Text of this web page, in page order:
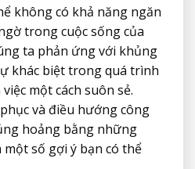
không có khả năng ngăn
trong cuộc sống của
ta phản ứng với khủng
khác biệt trong quá trình
một cách suôn sẻ.
và điều hướng công
hoảng bằng những
một số gợi ý bạn có thể